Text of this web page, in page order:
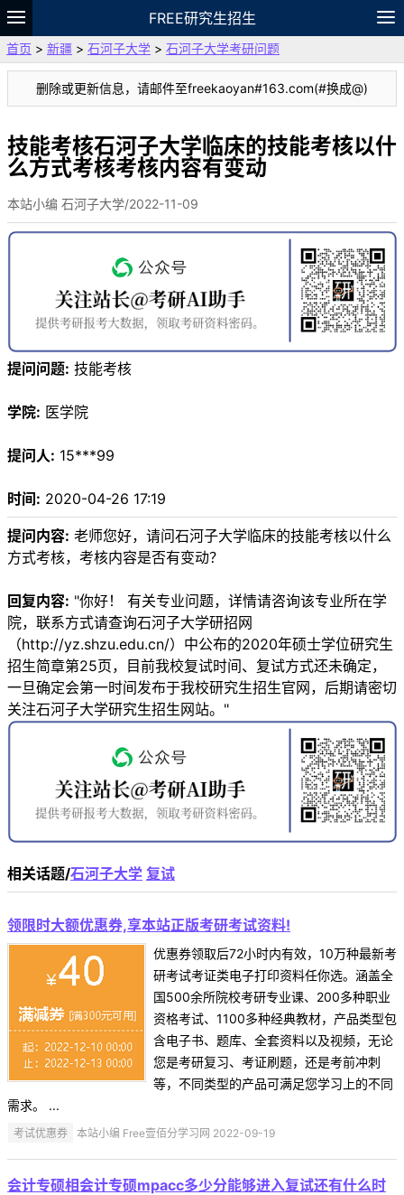
FREE研究生招生
题库
故事 专题 APP 笔记
VIP
资料
首页 > 新疆 > 石河子大学 > 石河子大学考研问题
删除或更新信息，请邮件至freekaoyan#163.com(#换成@)
技能考核石河子大学临床的技能考核以什
么方式考核考核内容有变动
本站小编 石河子大学/2022-11-09
提问问题: 技能考核
学院: 医学院
提问人: 15***99
时间: 2020-04-26 17:19
提问内容: 老师您好，请问石河子大学临床的技能考核以什么
方式考核，考核内容是否有变动？
回复内容: "你好！ 有关专业问题，详情请咨询该专业所在学
院，联系方式请查询石河子大学研招网
（http://yz.shzu.edu.cn/）中公布的2020年硕士学位研究生
招生简章第25页，目前我校复试时间、复试方式还未确定，
一旦确定会第一时间发布于我校研究生招生官网，后期请密切
关注石河子大学研究生招生网站。"
相关话题/石河子大学 复试
领限时大额优惠券,享本站正版考研考试资料!
优惠券领取后72小时内有效，10万种最新考
研考试考证类电子打印资料任你选。涵盖全
国500余所院校考研专业课、200多种职业
资格考试、1100多种经典教材，产品类型包
含电子书、题库、全套资料以及视频，无论
您是考研复习、考证刷题，还是考前冲刺
等，不同类型的产品可满足您学习上的不同
需求。 ...
考试优惠券 本站小编 Free壹佰分学习网 2022-09-19
会计专硕相会计专硕mpacc多少分能够进入复试还有什么时